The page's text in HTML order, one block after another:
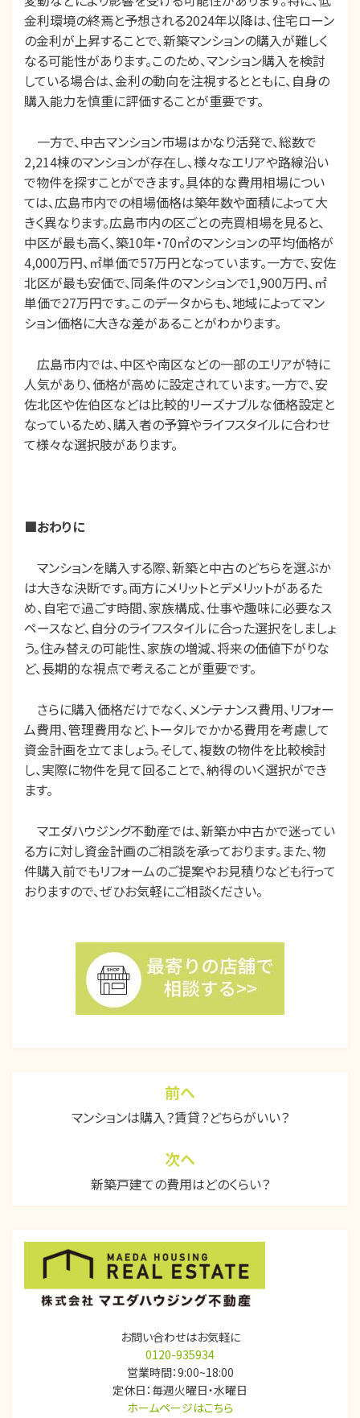
金利環境の終焉と予想される2024年以降は、住宅ローン
の金利が上昇することで、新築マンションの購入が難しく
なる可能性があります。このため、マンション購入を検討
している場合は、金利の動向を注視するとともに、自身の
購入能力を慎重に評価することが重要です。
一方で、中古マンション市場はかなり活発で、総数で
2,214棟のマンションが存在し、様々なエリアや路線沿い
で物件を探すことができます。具体的な費用相場につい
ては、広島市内での相場価格は築年数や面積によって大
きく異なります。広島市内の区ごとの売買相場を見ると、
中区が最も高く、築10年・70㎡のマンションの平均価格が
4,000万円、㎡単価で57万円となっています。一方で、安佐
北区が最も安価で、同条件のマンションで1,900万円、㎡
単価で27万円です。このデータからも、地域によってマン
ション価格に大きな差があることがわかります。
広島市内では、中区や南区などの一部のエリアが特に
人気があり、価格が高めに設定されています。一方で、安
佐北区や佐伯区などは比較的リーズナブルな価格設定と
なっているため、購入者の予算やライフスタイルに合わせ
て様々な選択肢があります。
■おわりに
マンションを購入する際、新築と中古のどちらを選ぶか
は大きな決断です。両方にメリットとデメリットがあるた
め、自宅で過ごす時間、家族構成、仕事や趣味に必要なス
ペースなど、自分のライフスタイルに合った選択をしましょ
う。住み替えの可能性、家族の増減、将来の価値下がりな
ど、長期的な視点で考えることが重要です。
さらに購入価格だけでなく、メンテナンス費用、リフォー
ム費用、管理費用など、トータルでかかる費用を考慮して
資金計画を立てましょう。そして、複数の物件を比較検討
し、実際に物件を見て回ることで、納得のいく選択ができ
ます。
マエダハウジング不動産では、新築か中古かで迷ってい
る方に対し資金計画のご相談を承っております。また、物
件購入前でもリフォームのご提案やお見積りなども行って
おりますので、ぜひお気軽にご相談ください。
シ
ョ
ン
前へ
マンションは購入？賃貸？どちらがいい？
次ヘ
新築戸建ての費用はどのくらい？
お問い合わせはお気軽に
0120-935934
営業時間：9:00~18:00
定休日：毎週火曜日・水曜日
ホームページはこちら